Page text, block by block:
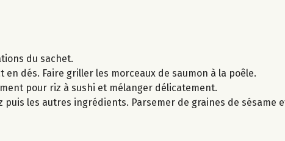
du sachet.
dés. Faire griller les morceaux de saumon à la poêle.
pour riz à sushi et mélanger délicatement.
puis les autres ingrédients. Parsemer de graines de sésame